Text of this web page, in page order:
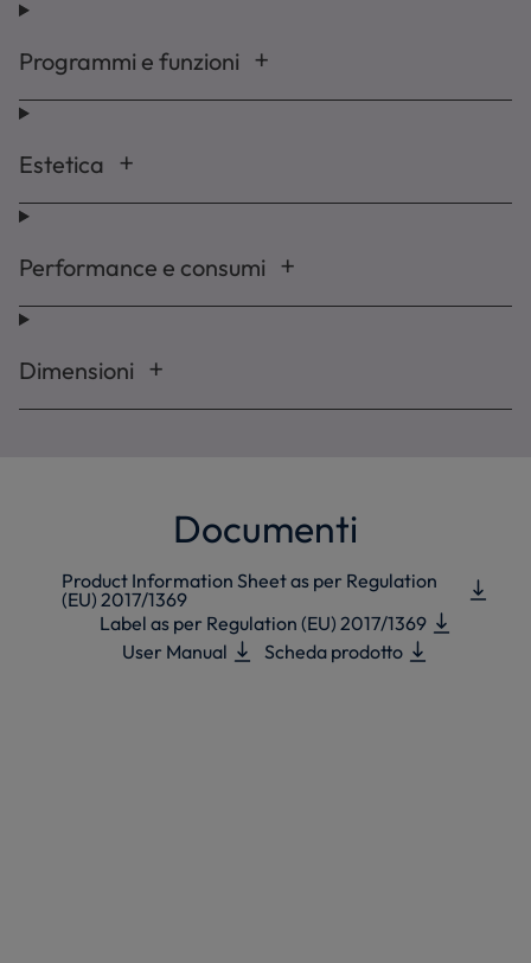
Programmi e funzioni
Estetica
Performance e consumi
Dimensioni
Documenti
Product Information Sheet as per Regulation
(EU) 2017/1369
Label as per Regulation (EU) 2017/1369
User Manual
Scheda prodotto